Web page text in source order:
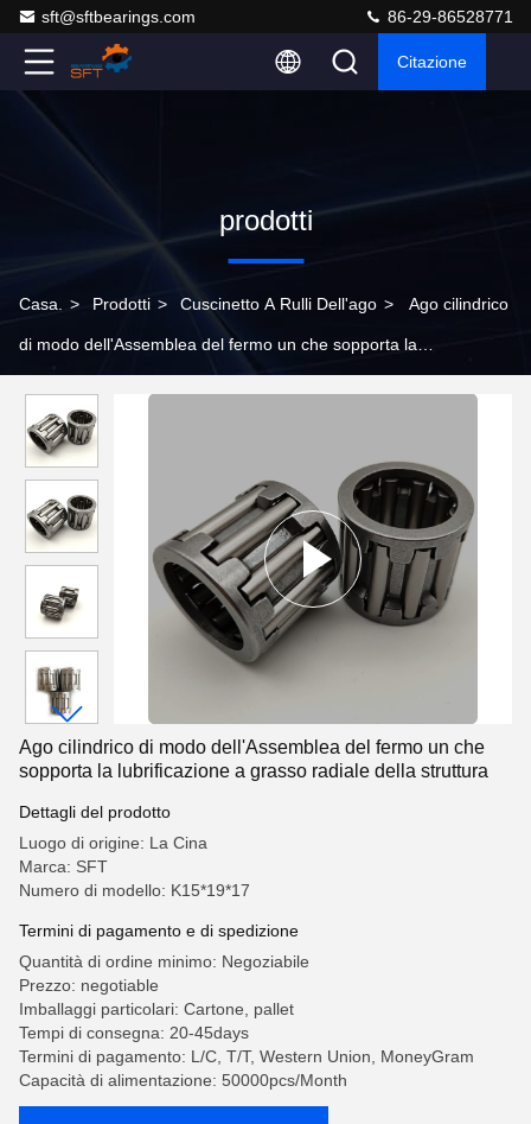
sft@sftbearings.com 86-29-86528771
Citazione
prodotti
Casa. > Prodotti > Cuscinetto A Rulli Dell'ago > Ago cilindrico
di modo dell'Assemblea del fermo un che sopporta la
Ago cilindrico di modo dell'Assemblea del fermo un che
sopporta la lubrificazione a grasso radiale della struttura
Dettagli del prodotto
Luogo di origine: La Cina
Marca: SFT
Numero di modello: K15*19*17
Termini di pagamento e di spedizione
Quantità di ordine minimo: Negoziabile
Prezzo: negotiable
Imballaggi particolari: Cartone, pallet
Tempi di consegna: 20-45days
Termini di pagamento: L/C, T/T, Western Union, MoneyGram
Capacità di alimentazione: 50000pcs/Month